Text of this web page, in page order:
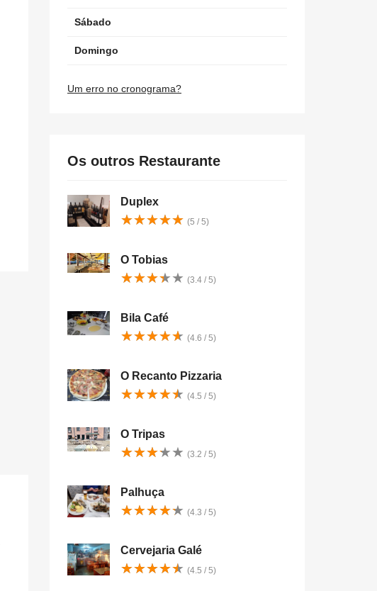
Sábado
Domingo
Um erro no cronograma?
Os outros Restaurante
Duplex
★★★★★
★★★★★ (5 / 5)
O Tobias
★★★★★
★★★★★ (3.4 / 5)
Bila Café
★★★★★
★★★★★ (4.6 / 5)
O Recanto Pizzaria
★★★★★
★★★★★ (4.5 / 5)
O Tripas
★★★★★
★★★★★ (3.2 / 5)
Palhuça
★★★★★
★★★★★ (4.3 / 5)
Cervejaria Galé
★★★★★
★★★★★ (4.5 / 5)